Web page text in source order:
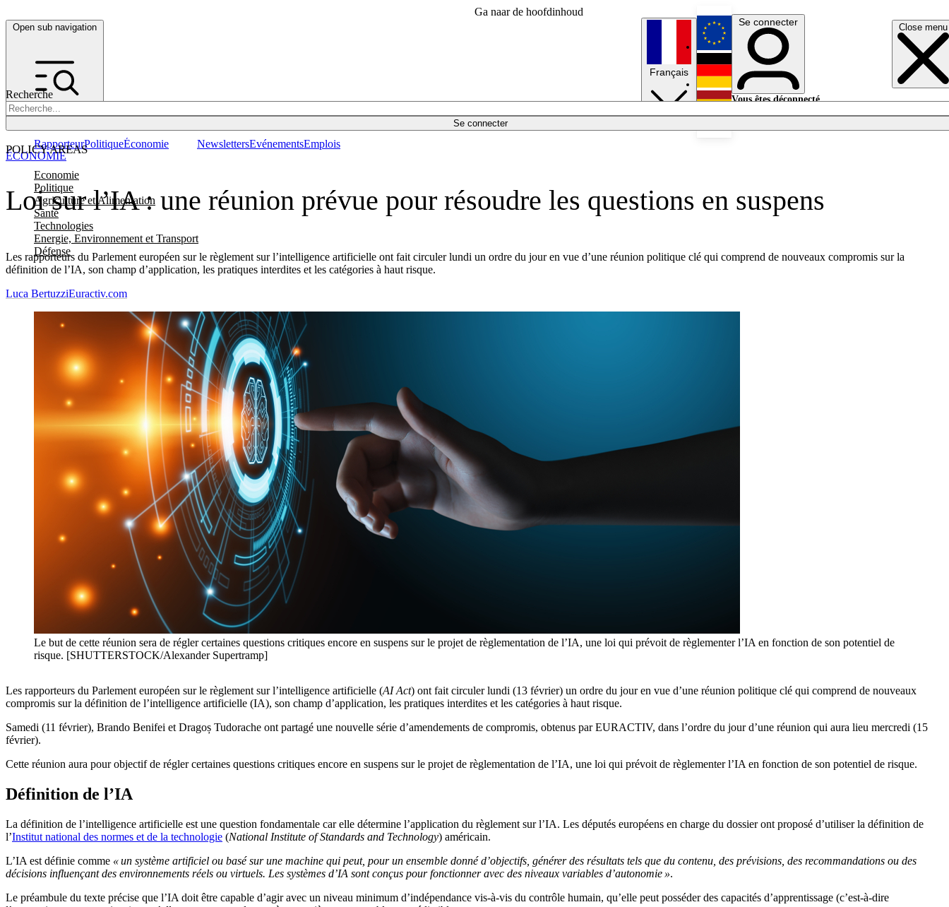
Ga naar de hoofdinhoud
Open sub navigation Close menu
Recherche
Se connecter
POLICY AREAS
Economie
Politique
Agriculture et Alimentation
Santé
Technologies
Energie, Environnement et Transport
Défense
RapporteurPolitiqueÉconomie NewslettersEvénementsEmplois
Français
English
Deutsch
Se connecter
Vous êtes déconnecté.
Loi sur l’IA : une réunion prévue pour résoudre les questions en suspens
Les rapporteurs du Parlement européen sur le règlement sur l’intelligence artificielle ont fait circuler lundi un ordre du jour en vue d’une réunion politique clé qui comprend de nouveaux compromis sur la
définition de l’IA, son champ d’application, les pratiques interdites et les catégories à haut risque.
ÉCONOMIE
Luca BertuzziEuractiv.com
Le but de cette réunion sera de régler certaines questions critiques encore en suspens sur le projet de règlementation de l’IA, une loi qui prévoit de règlementer l’IA en fonction de son potentiel de
risque. [SHUTTERSTOCK/Alexander Supertramp]
Les rapporteurs du Parlement européen sur le règlement sur l’intelligence artificielle (AI Act) ont fait circuler lundi (13 février) un ordre du jour en vue d’une réunion politique clé qui comprend de nouveaux
compromis sur la définition de l’intelligence artificielle (IA), son champ d’application, les pratiques interdites et les catégories à haut risque.
Samedi (11 février), Brando Benifei et Dragoș Tudorache ont partagé une nouvelle série d’amendements de compromis, obtenus par EURACTIV, dans l’ordre du jour d’une réunion qui aura lieu mercredi (15
février).
Cette réunion aura pour objectif de régler certaines questions critiques encore en suspens sur le projet de règlementation de l’IA, une loi qui prévoit de règlementer l’IA en fonction de son potentiel de risque.
Définition de l’IA
La définition de l’intelligence artificielle est une question fondamentale car elle détermine l’application du règlement sur l’IA. Les députés européens en charge du dossier ont proposé d’utiliser la définition de
l’Institut national des normes et de la technologie (National Institute of Standards and Technology) américain.
L’IA est définie comme « un système artificiel ou basé sur une machine qui peut, pour un ensemble donné d’objectifs, générer des résultats tels que du contenu, des prévisions, des recommandations ou des
décisions influençant des environnements réels ou virtuels. Les systèmes d’IA sont conçus pour fonctionner avec des niveaux variables d’autonomie ».
Le préambule du texte précise que l’IA doit être capable d’agir avec un niveau minimum d’indépendance vis-à-vis du contrôle humain, qu’elle peut posséder des capacités d’apprentissage (c’est-à-dire